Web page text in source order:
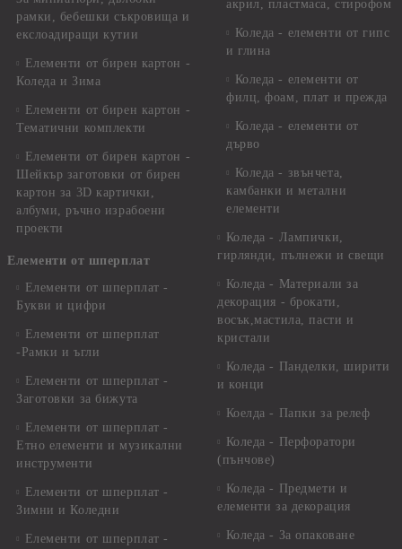
рамки, бебешки съкровища и
екслоадиращи кутии
Елементи от бирен картон -
Коледа и Зима
Елементи от бирен картон -
Тематични комплекти
Елементи от бирен картон -
Шейкър заготовки от бирен
картон за 3D картички,
албуми, ръчно израбоени
проекти
Елементи от шперплат
Елементи от шперплат -
Букви и цифри
Елементи от шперплат
-Рамки и ъгли
Елементи от шперплат -
Заготовки за бижута
Елементи от шперплат -
Етно елементи и музикални
инструменти
Елементи от шперплат -
Зимни и Коледни
Елементи от шперплат -
акрил, пластмаса, стирофом
Коледа - елементи от гипс
и глина
Коледа - елементи от
филц, фоам, плат и прежда
Коледа - елементи от
дърво
Коледа - звънчета,
камбанки и метални
елементи
Коледа - Лампички,
гирлянди, пълнежи и свещи
Коледа - Материали за
декорация - брокати,
восък,мастила, пасти и
кристали
Коледа - Панделки, ширити
и конци
Коелда - Папки за релеф
Коледа - Перфоратори
(пънчове)
Коледа - Предмети и
елементи за декорация
Коледа - За опаковане